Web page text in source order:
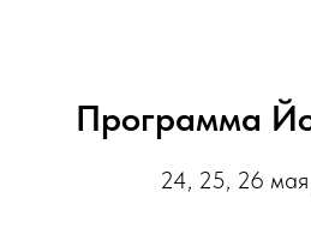
Программа
24, 25, 26